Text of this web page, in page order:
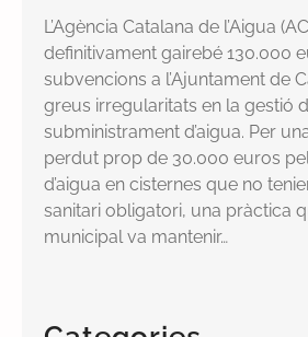
L’Agència Catalana de l’Aigua
definitivament gairebé 130.000
subvencions a l’Ajuntament de
greus irregularitats en la gestió
subministrament d’aigua. Per
perdut prop de 30.000 euros
d’aigua en cisternes que no
sanitari obligatori, una pràctica
municipal va mantenir…